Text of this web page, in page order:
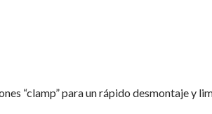
“clamp” para un rápido desmontaje y